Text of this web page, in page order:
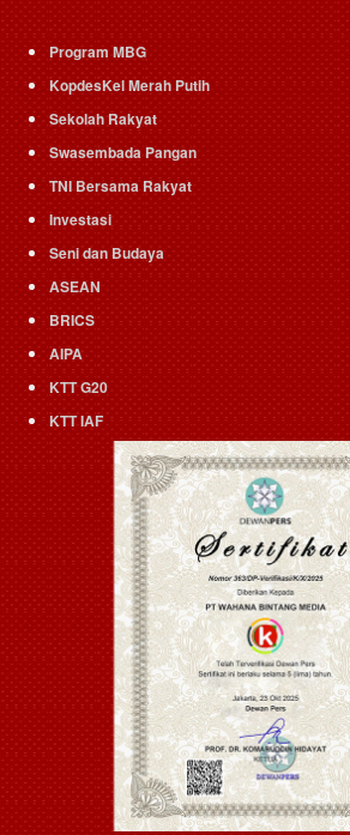
Program MBG
KopdesKel Merah Putih
Sekolah Rakyat
Swasembada Pangan
TNI Bersama Rakyat
Investasi
Seni dan Budaya
ASEAN
BRICS
AIPA
KTT G20
KTT IAF